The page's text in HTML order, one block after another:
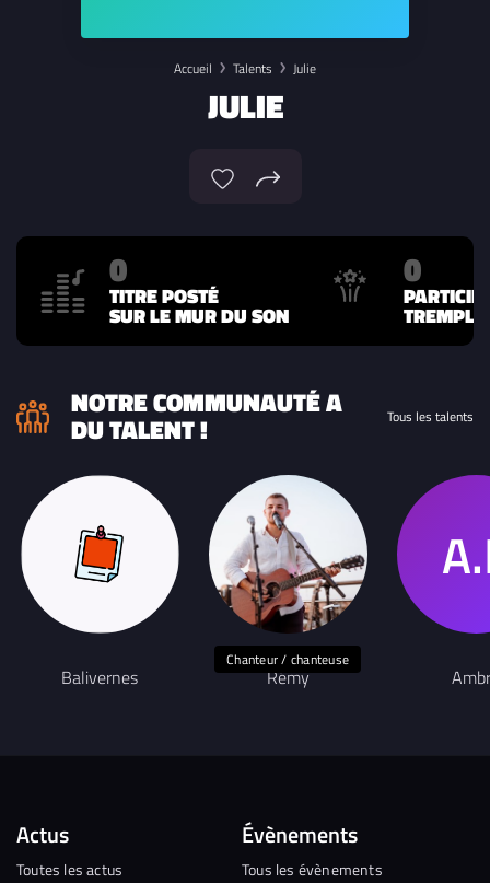
Accueil Talents Julie
JULIE
0
TITRE POSTÉ
SUR LE MUR DU SON
0
NOTRE COMMUNAUTÉ A
DU TALENT ! Tous les talents
Balivernes
Chanteur / chanteuse
Rémy
Actus
Toutes les actus
Évènements
Tous les évènements